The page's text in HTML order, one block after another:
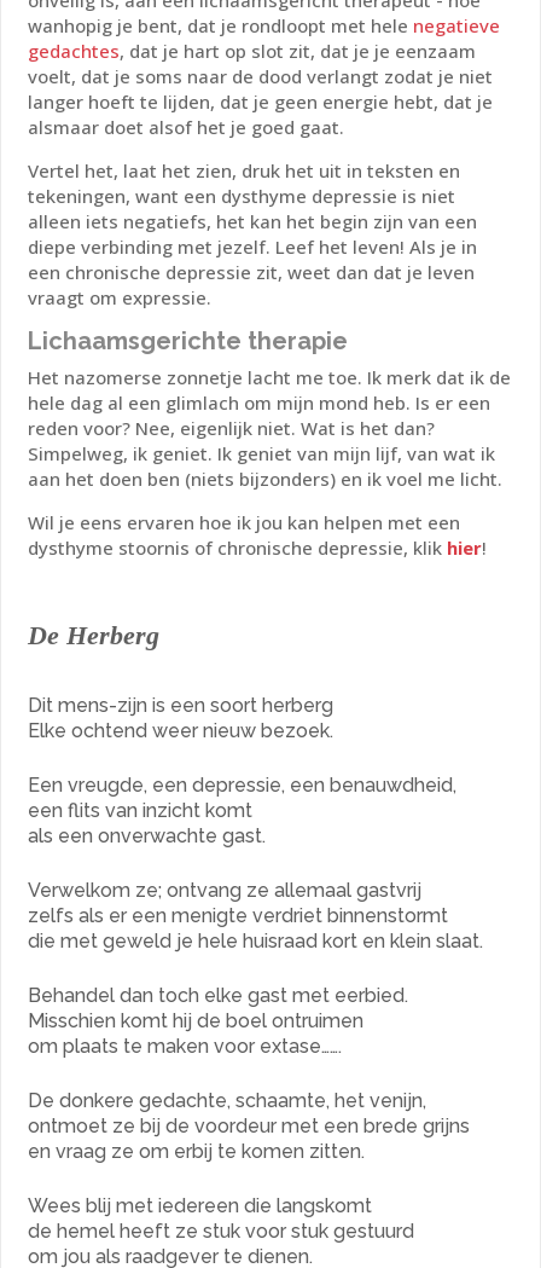
wanhopig je bent, dat je rondloopt met hele negatieve
gedachtes, dat je hart op slot zit, dat je je eenzaam
voelt, dat je soms naar de dood verlangt zodat je niet
langer hoeft te lijden, dat je geen energie hebt, dat je
alsmaar doet alsof het je goed gaat.
Vertel het, laat het zien, druk het uit in teksten en
tekeningen, want een dysthyme depressie is niet
alleen iets negatiefs, het kan het begin zijn van een
diepe verbinding met jezelf. Leef het leven! Als je in
een chronische depressie zit, weet dan dat je leven
vraagt om expressie.
Lichaamsgerichte therapie
Het nazomerse zonnetje lacht me toe. Ik merk dat ik de
hele dag al een glimlach om mijn mond heb. Is er een
reden voor? Nee, eigenlijk niet. Wat is het dan?
Simpelweg, ik geniet. Ik geniet van mijn lijf, van wat ik
aan het doen ben (niets bijzonders) en ik voel me licht.
Wil je eens ervaren hoe ik jou kan helpen met een
dysthyme stoornis of chronische depressie, klik hier!
De Herberg
Dit mens-zijn is een soort herberg
Elke ochtend weer nieuw bezoek.
Een vreugde, een depressie, een benauwdheid,
een flits van inzicht komt
als een onverwachte gast.
Verwelkom ze; ontvang ze allemaal gastvrij
zelfs als er een menigte verdriet binnenstormt
die met geweld je hele huisraad kort en klein slaat.
Behandel dan toch elke gast met eerbied.
Misschien komt hij de boel ontruimen
om plaats te maken voor extase…….
De donkere gedachte, schaamte, het venijn,
ontmoet ze bij de voordeur met een brede grijns
en vraag ze om erbij te komen zitten.
Wees blij met iedereen die langskomt
de hemel heeft ze stuk voor stuk gestuurd
om jou als raadgever te dienen.